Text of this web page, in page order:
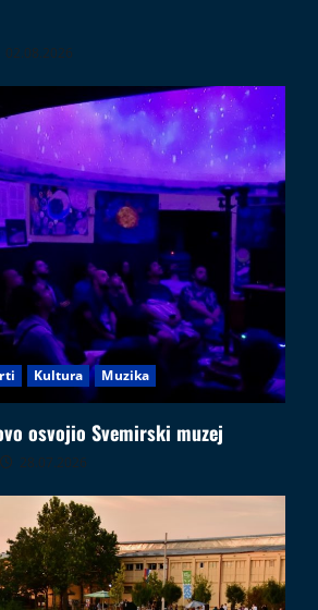
02.08.2026
Kultura Muzika
osvojio Svemirski muzej
28.07.2026